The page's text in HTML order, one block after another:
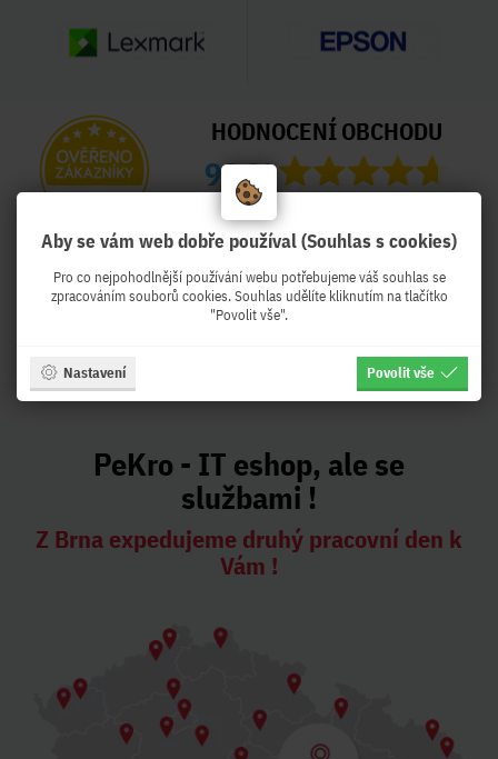
HODNOCENÍ OBCHODU
99 %
Obchod Pekro.cz hodnotilo 3996
Ověřený zákazník
Ověřený zákazník
PeKro - IT eshop, ale se
službami !
Z Brna expedujeme druhý pracovní den k
Vám !
Aby se vám web dobře používal (Souhlas s cookies)
Pro co nejpohodlnější používání webu potřebujeme váš souhlas se
zpracováním souborů cookies. Souhlas udělíte kliknutím na tlačítko
"Povolit vše".
Nastavení Povolit vše